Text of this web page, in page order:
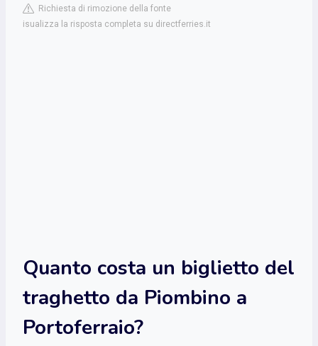
Richiesta di rimozione della fonte
isualizza la risposta completa su directferries.it
Quanto costa un biglietto del
traghetto da Piombino a
Portoferraio?